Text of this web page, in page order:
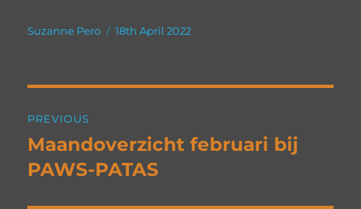
Author
Suzanne Pero
Posted
18th April 2022
navigation
PREVIOUS
Previous
post:
Maandoverzicht februari bij
PAWS-PATAS